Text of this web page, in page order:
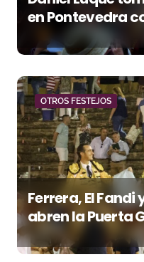
en Pontevedra
y una Puerta
OTROS FESTEJOS
Ferrera, El Fandi
abren la Puerta
una tarde